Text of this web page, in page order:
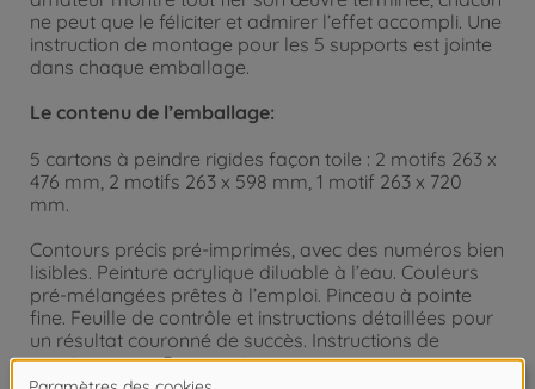
ne peut que le féliciter et admirer l’effet accompli. Une
instruction de montage pour les 5 supports est jointe
dans chaque emballage.
Le contenu de l’emballage:
5 cartons à peindre rigides façon toile : 2 motifs 263 x
476 mm, 2 motifs 263 x 598 mm, 1 motif 263 x 720
mm.
Contours précis pré-imprimés, avec des numéros bien
lisibles. Peinture acrylique diluable à l’eau. Couleurs
pré-mélangées prêtes à l’emploi. Pinceau à pointe
fine. Feuille de contrôle et instructions détaillées pour
un résultat couronné de succès. Instructions de
montage pour 5 supports.